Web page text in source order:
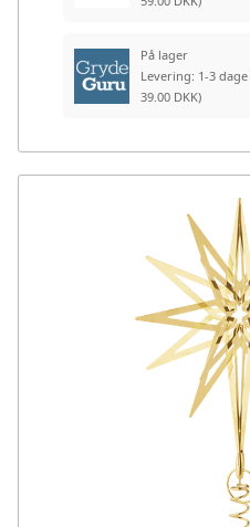
På lager
Levering: 1-3 dage
39.00 DKK)